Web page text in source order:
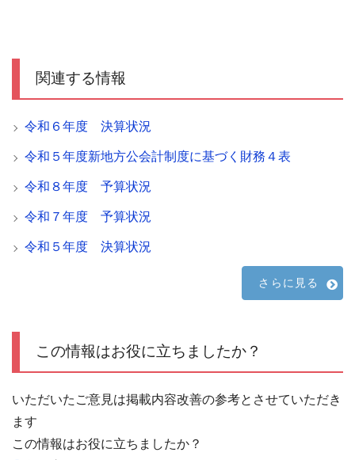
関連する情報
令和６年度 決算状況
令和５年度新地方公会計制度に基づく財務４表
令和８年度 予算状況
令和７年度 予算状況
令和５年度 決算状況
さらに見る
この情報はお役に立ちましたか？
いただいたご意見は掲載内容改善の参考とさせていただき
ます
この情報はお役に立ちましたか？